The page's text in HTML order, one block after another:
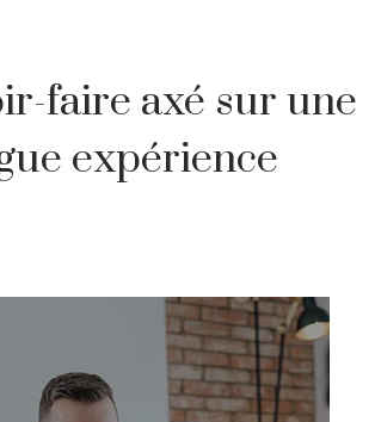
faire axé sur une
expérience